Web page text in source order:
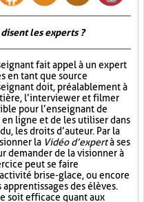
les experts ?
fait appel à un expert
en tant que source
doit, préalablement à
l’interviewer et filmer
pour l’enseignant de
ligne et de les utiliser dans
les droits d’auteur. Par la
la Vidéo d’expertà ses
demander de la visionner à
peut se faire
brise-glace, ou encore
des élèves.
soit efficace quant aux